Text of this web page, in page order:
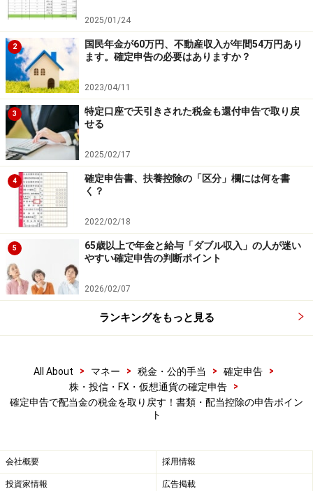
「源泉徴収あり口座」で申告分離課税扱いを選択
と、自動的にその年末に譲渡損失と配当所得の損益通算
が行われます。この場合は配当控除が受けられませんの
で注意しましょう。
配当金への課税は、下記の図のように3通り（申告不
要、申告分離課税、総合課税）があります。
出所：国税庁「No.1331 上場株式等の配当に係わる申告分
離課税制度」
では、課税所得が180万円の給与所得者が配当金を2万円
（源泉徴収前）受け取り、総合課税の確定申告をした場
合、還付される所得税と復興特別所得税の額を計算して
みましょう（計算中の*の税率は復興特別所得税を含
給与から源泉徴収されている所得税と復興特別所得
税の金額＝180万円×所得税率5.105％(*)＝9万1890円
2万円×15.315％(*)＝3063円
源泉徴収されている税金合計額＝9万1890円＋3063
2025/01/24
2
国民年金が60万円、不動産収入が年間54万円あり
ます。確定申告の必要はありますか？
2023/04/11
3
特定口座で天引きされた税金も還付申告で取り戻
せる
2025/02/17
4
確定申告書、扶養控除の「区分」欄には何を書
く？
2022/02/18
5
65歳以上で年金と給与「ダブル収入」の人が迷い
やすい確定申告の判断ポイント
2026/02/07
ランキングをもっと見る
All About > マネー > 税金・公的手当 > 確定申告
>
株・投信・FX・仮想通貨の確定申告
>
確定申告で配当金の税金を取り戻す！書類・配当控除の申告ポイン
ト
会社概要 採用情報
投資家情報 広告掲載